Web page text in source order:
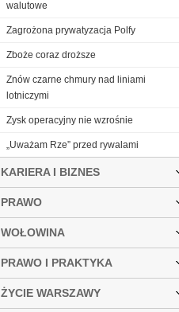
walutowe
Zagrożona prywatyzacja Polfy
Zboże coraz droższe
Znów czarne chmury nad liniami
lotniczymi
Zysk operacyjny nie wzrośnie
„Uważam Rze” przed rywalami
KARIERA I BIZNES
PRAWO
WOŁOWINA
PRAWO I PRAKTYKA
ŻYCIE WARSZAWY